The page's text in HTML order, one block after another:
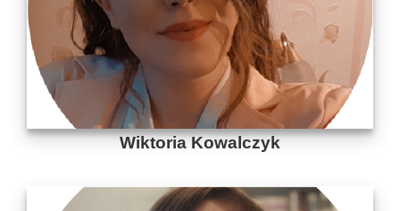
Wiktoria Kowalczyk